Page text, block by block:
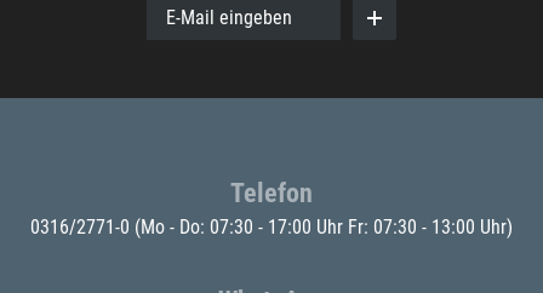
E-Mail eingeben
Telefon
0316/2771-0 (Mo - Do: 07:30 - 17:00 Uhr Fr: 07:30 - 13:00 Uhr)